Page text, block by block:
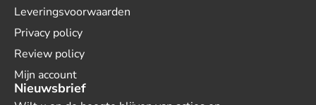
Leveringsvoorwaarden
Privacy policy
Review policy
Mijn account
Nieuwsbrief